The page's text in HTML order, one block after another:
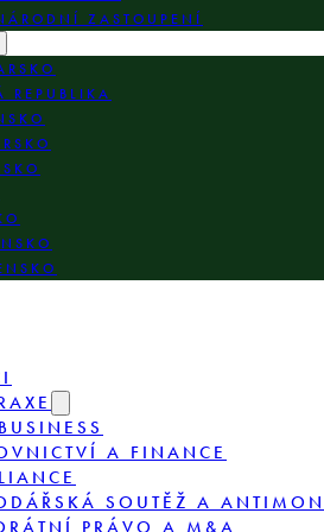
ZASTOUPENÍ
REPUBLIKA
A FINANCE
SOUTĚŽ A
PRÁVO A M&A